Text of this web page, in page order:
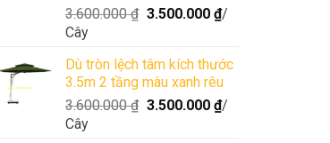
3.600.000₫ 3.500.000 ₫/
Cây
Dù tròn lệch tâm kích thước
3.5m 2 tầng màu xanh rêu
3.600.000₫ 3.500.000 ₫/
Cây